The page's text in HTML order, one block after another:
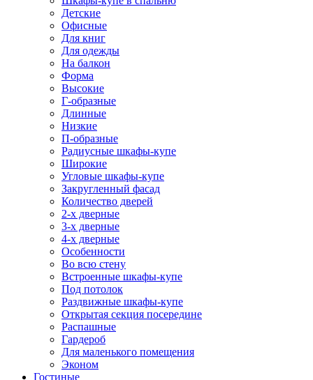
Детские
Офисные
Для книг
Для одежды
На балкон
Форма
Высокие
Г-образные
Длинные
Низкие
П-образные
Радиусные шкафы-купе
Широкие
Угловые шкафы-купе
Закругленный фасад
Количество дверей
2-х дверные
3-х дверные
4-х дверные
Особенности
Во всю стену
Встроенные шкафы-купе
Под потолок
Раздвижные шкафы-купе
Открытая секция посередине
Распашные
Гардероб
Для маленького помещения
Эконом
Гостиные